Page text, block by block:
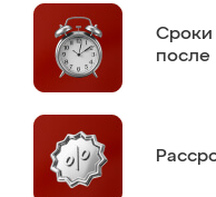
Сроки
после